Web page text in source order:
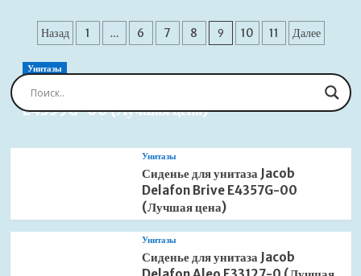
(Лучшая
цена)
для
мусора
S-
9R
Пагинация
записей
Назад 1 … 6 7 8 9 10 11 Далее
Унитазы
Сиденье для унитаза Jacob Delafon Brive
E4359G-00 (Лучшая цена)
Унитазы
Сиденье для унитаза Jacob
Delafon Brive E4357G-00
(Лучшая цена)
Унитазы
Сиденье для унитаза Jacob